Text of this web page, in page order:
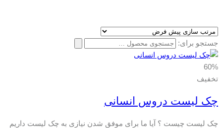
جستجو برای:
60%
تخفیف
چک لیست دروس انسانی
چک لیست چیست ؟ آیا ما برای موفق شدن نیازی به چک لیست داریم